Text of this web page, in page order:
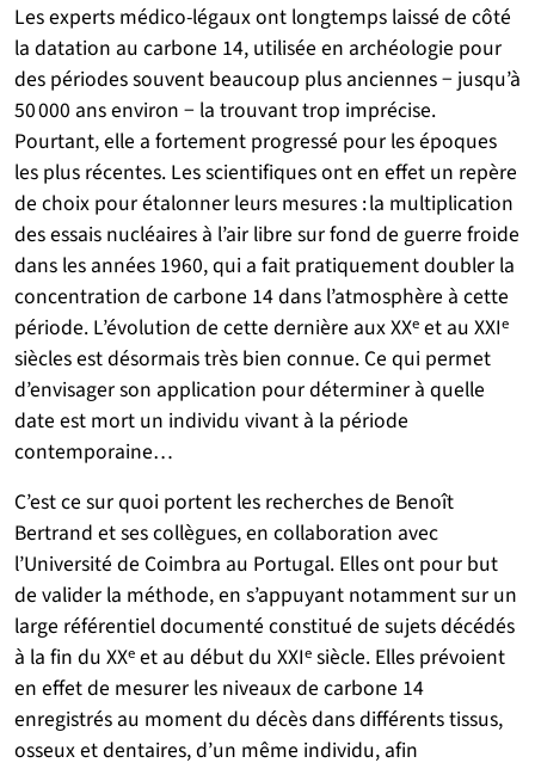
Les experts médico-légaux ont longtemps laissé de côté
la datation au carbone 14, utilisée en archéologie pour
des périodes souvent beaucoup plus anciennes − jusqu’à
50 000 ans environ − la trouvant trop imprécise.
Pourtant, elle a fortement progressé pour les époques
les plus récentes. Les scientifiques ont en effet un repère
de choix pour étalonner leurs mesures : la multiplication
des essais nucléaires à l’air libre sur fond de guerre froide
dans les années 1960, qui a fait pratiquement doubler la
concentration de carbone 14 dans l’atmosphère à cette
période. L’évolution de cette dernière aux XXᵉ et au XXIᵉ
siècles est désormais très bien connue. Ce qui permet
d’envisager son application pour déterminer à quelle
date est mort un individu vivant à la période
contemporaine…
C’est ce sur quoi portent les recherches de Benoît
Bertrand et ses collègues, en collaboration avec
l’Université de Coimbra au Portugal. Elles ont pour but
de valider la méthode, en s’appuyant notamment sur un
large référentiel documenté constitué de sujets décédés
à la fin du XXᵉ et au début du XXIᵉ siècle. Elles prévoient
en effet de mesurer les niveaux de carbone 14
enregistrés au moment du décès dans différents tissus,
osseux et dentaires, d’un même individu, afin